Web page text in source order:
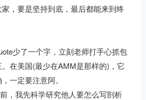
，要是坚持到底，最后都能来到终
少了一个字，立刻老师打手心抓包
在美国(最少在AMM是那样的)，它
一定要注意阿。
，我先科学研究他人要怎么写剖析